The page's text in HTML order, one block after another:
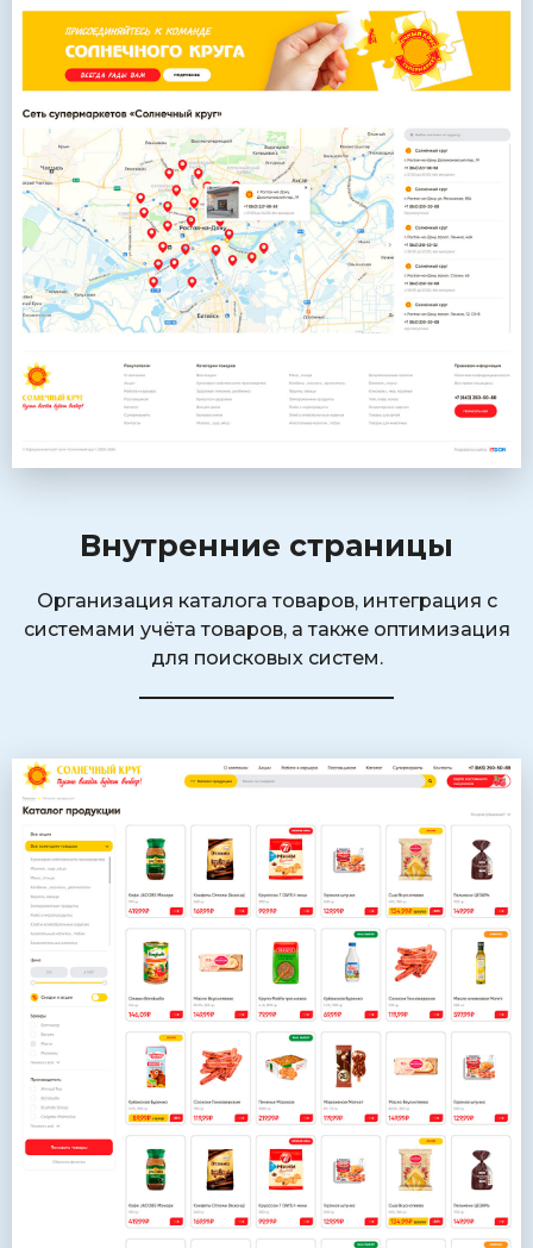
Внутренние страницы
Организация каталога товаров, интеграция с
системами учёта товаров, а также оптимизация
для поисковых систем.